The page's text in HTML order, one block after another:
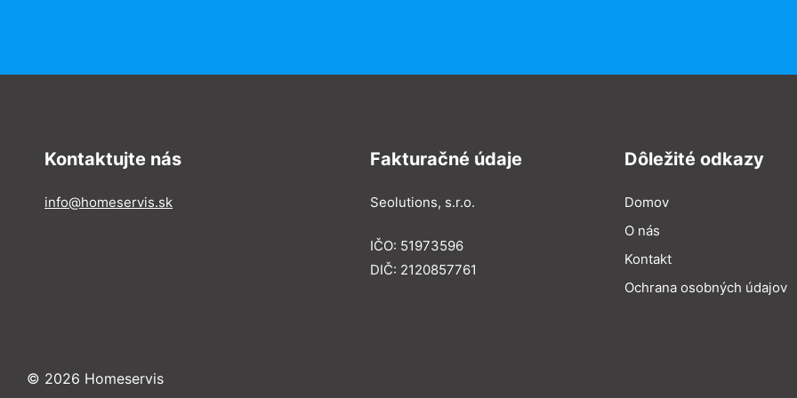
Kontaktujte nás
info@homeservis.sk
Fakturačné údaje
Seolutions, s.r.o.
IČO: 51973596
DIČ: 2120857761
Dôležité odkazy
Domov
O nás
Kontakt
Ochrana osobných údajov
© 2026 Homeservis